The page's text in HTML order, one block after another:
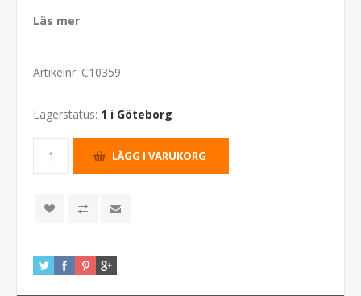
Läs mer
Artikelnr: C10359
Lagerstatus: 1 i Göteborg